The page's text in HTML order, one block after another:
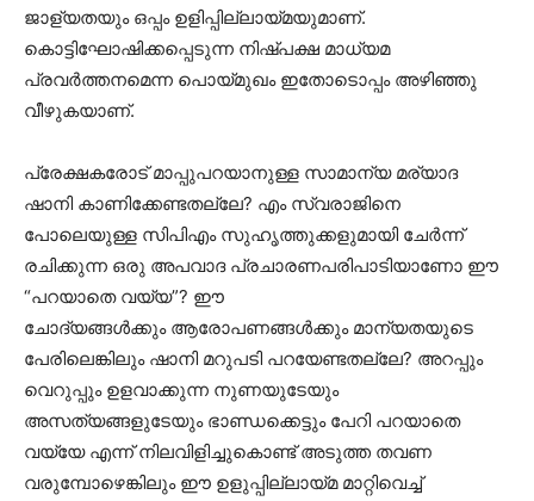
ജാള്യതയും ഒപ്പം ഉളിപ്പില്ലായ്മയുമാണ്.
കൊട്ടിഘോഷിക്കപ്പെടുന്ന നിഷ്പക്ഷ മാധ്യമ
പ്രവര്‍ത്തനമെന്ന പൊയ്മുഖം ഇതോടൊപ്പം അഴിഞ്ഞു
വീഴുകയാണ്.
പ്രേക്ഷകരോട് മാപ്പുപറയാനുള്ള സാമാന്യ മര്യാദ
ഷാനി കാണിക്കേണ്ടതല്ലേ? എം സ്വരാജിനെ
പോലെയുള്ള സിപിഎം സുഹൃത്തുക്കളുമായി ചേർന്ന്
രചിക്കുന്ന ഒരു അപവാദ പ്രചാരണപരിപാടിയാണോ ഈ
“പറയാതെ വയ്യ”? ഈ
ചോദ്യങ്ങൾക്കും ആരോപണങ്ങള്‍ക്കും മാന്യതയുടെ
പേരിലെങ്കിലും ഷാനി മറുപടി പറയേണ്ടതല്ലേ? അറപ്പും
വെറുപ്പും ഉളവാക്കുന്ന നുണയുടേയും
അസത്യങ്ങളുടേയും ഭാണ്ഡക്കെട്ടും പേറി പറയാതെ
വയ്യേ എന്ന് നിലവിളിച്ചുകൊണ്ട് അടുത്ത തവണ
വരുമ്പോഴെങ്കിലും ഈ ഉളുപ്പില്ലായ്മ മാറ്റിവെച്ച്